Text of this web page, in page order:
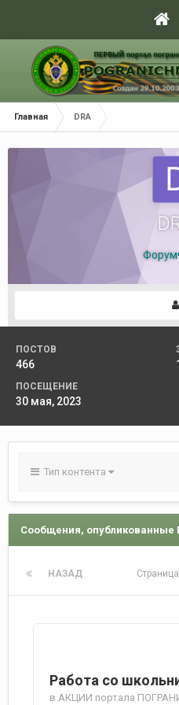
Главная DRA
ПОСТОВ
466
ПОСЕЩЕНИЕ
30 мая, 2023
Тип контента
Сообщения, опубликованные
НАЗАД
Работа со
в АКЦИИ портала